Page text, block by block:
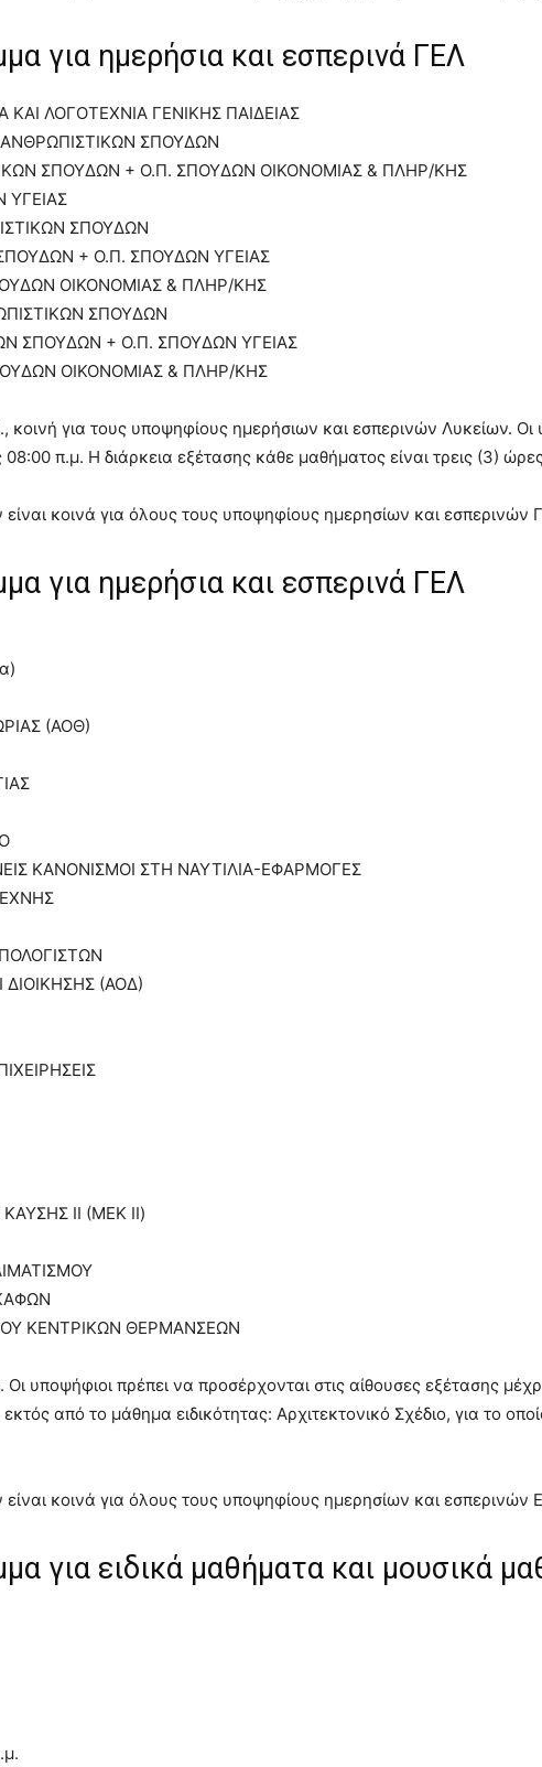
για ημερήσια και εσπερινά ΓΕΛ
ΛΟΓΟΤΕΧΝΙΑ ΓΕΝΙΚΗΣ ΠΑΙΔΕΙΑΣ
ΣΠΟΥΔΩΝ
ΣΠΟΥΔΩΝ + Ο.Π. ΣΠΟΥΔΩΝ ΟΙΚΟΝΟΜΙΑΣ & ΠΛΗΡ/ΚΗΣ
ΥΓΕΙΑΣ
ΣΠΟΥΔΩΝ
+ Ο.Π. ΣΠΟΥΔΩΝ ΥΓΕΙΑΣ
ΟΙΚΟΝΟΜΙΑΣ & ΠΛΗΡ/ΚΗΣ
ΣΠΟΥΔΩΝ
ΣΠΟΥΔΩΝ + Ο.Π. ΣΠΟΥΔΩΝ ΥΓΕΙΑΣ
ΟΙΚΟΝΟΜΙΑΣ & ΠΛΗΡ/ΚΗΣ
για τους υποψηφίους ημερήσιων και εσπερινών Λυκείων. Οι
08:00 π.μ. Η διάρκεια εξέτασης κάθε μαθήματος είναι τρεις (3)
κοινά για όλους τους υποψηφίους ημερησίων και εσπερινών
για ημερήσια και εσπερινά ΓΕΛ
(ΑΟΘ)
ΚΑΝΟΝΙΣΜΟΙ ΣΤΗ ΝΑΥΤΙΛΙΑ-ΕΦΑΡΜΟΓΕΣ
(ΑΟΔ)
II (ΜΕΚ ΙΙ)
ΚΕΝΤΡΙΚΩΝ ΘΕΡΜΑΝΣΕΩΝ
υποψήφιοι πρέπει να προσέρχονται στις αίθουσες εξέτασης
από το μάθημα ειδικότητας: Αρχιτεκτονικό Σχέδιο, για το
κοινά για όλους τους υποψηφίους ημερησίων και εσπερινών
για ειδικά μαθήματα και μουσικά